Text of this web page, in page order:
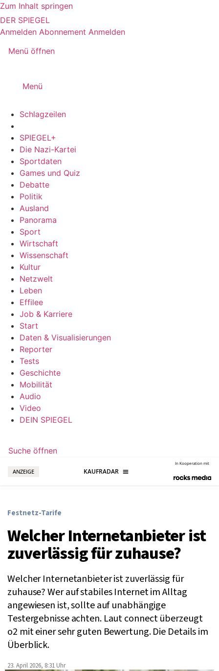
Zum Inhalt springen
DER SPIEGEL
Anmelden Abonnement Anmelden
Menü öffnen
Menü
Schlagzeilen
SPIEGEL+
Die Nazi-Kartei
Sportdaten
Games und Quiz
Debatte
Politik
Ausland
Panorama
Sport
Wirtschaft
Wissenschaft
Kultur
Netzwelt
Leben
Effilee
Job & Karriere
Start
Daten & Visualisierungen
Reporter
Tests
Geschichte
Mobilität
Audio
Video
DEIN SPIEGEL
Suche öffnen
ANZEIGE
In Kooperation mit
Festnetz-Tarife
Welcher Internetanbieter ist
zuverlässig für zuhause?
Welcher Internetanbieter ist zuverlässig für
zuhause? Wer auf stabiles Internet im Alltag
angewiesen ist, sollte auf unabhängige
Testergebnisse achten. Laut connect überzeugt
o2 mit einer sehr guten Bewertung. Die Details im
Überblick.
23. April 2026, 8:31 Uhr